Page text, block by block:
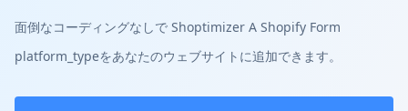
面倒なコーディングなしで Shoptimizer A Shopify Form
platform_typeをあなたのウェブサイトに追加できます。